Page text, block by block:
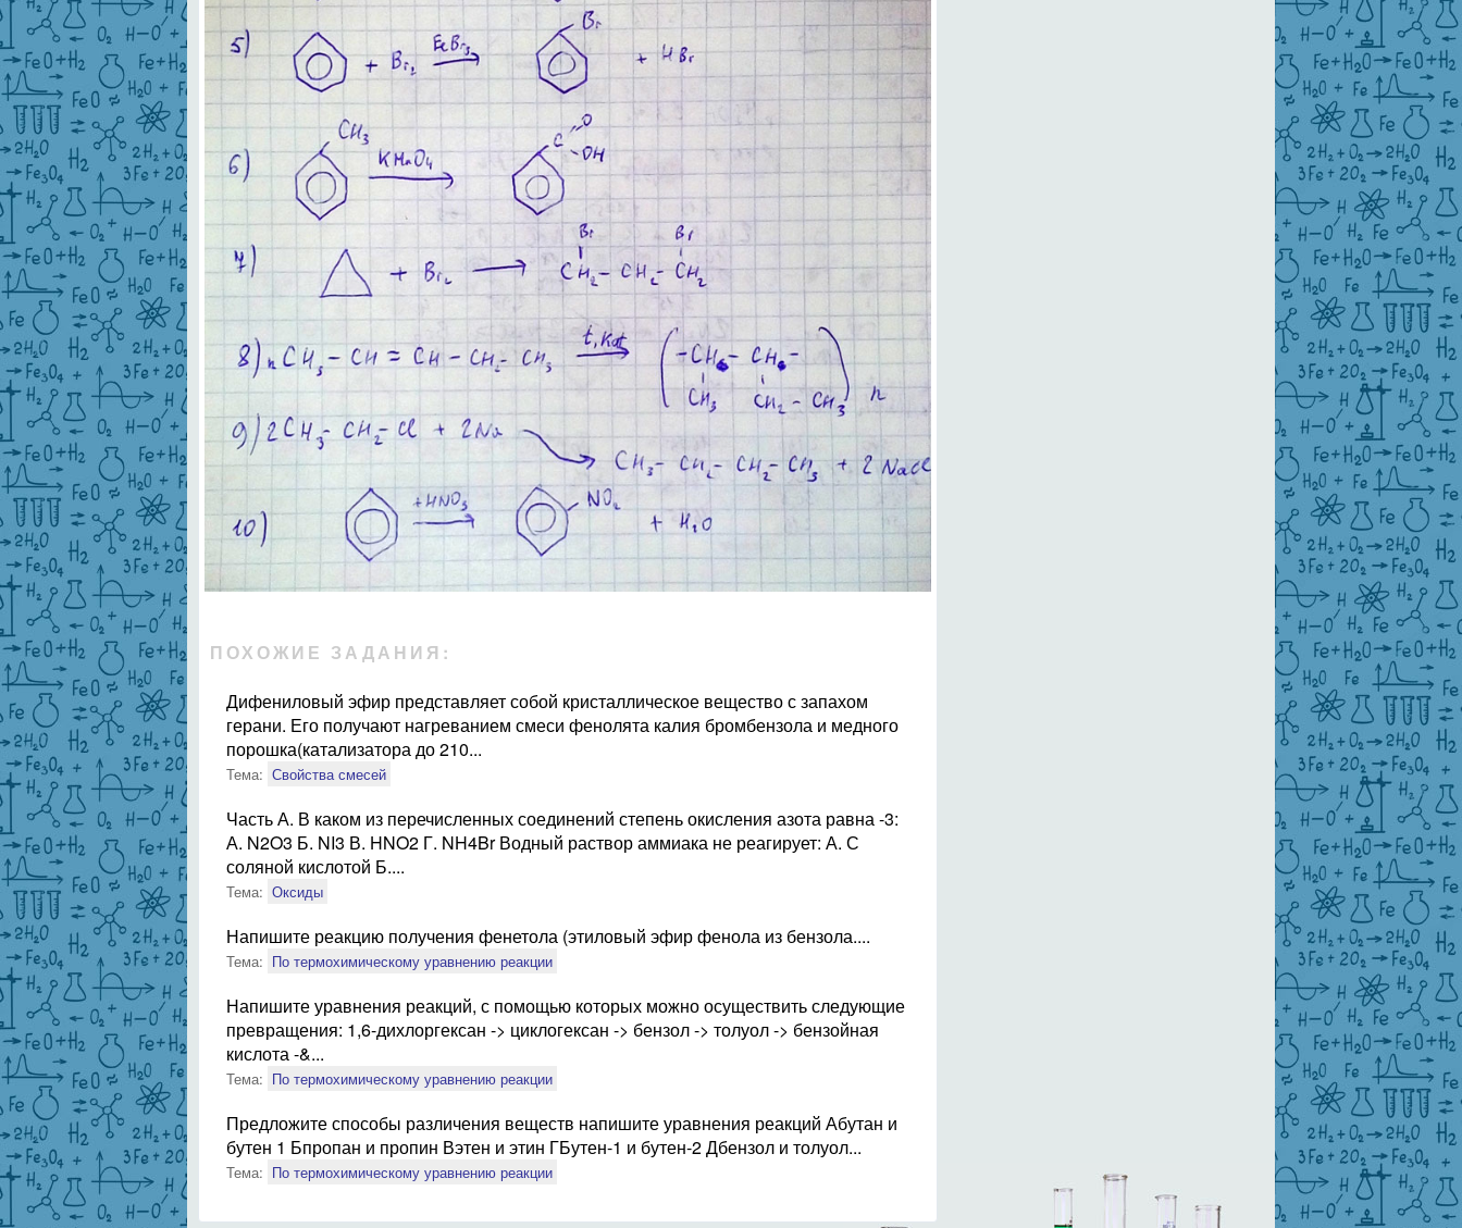
ПОХОЖИЕ ЗАДАНИЯ:
Дифениловый эфир представляет собой кристаллическое вещество с запахом
герани. Его получают нагреванием смеси фенолята калия бромбензола и медного
порошка(катализатора до 210...
Тема: Свойства смесей
Часть А. В каком из перечисленных соединений степень окисления азота равна -3:
А. N2O3 Б. NI3 В. HNO2 Г. NH4Br Водный раствор аммиака не реагирует: А. С
соляной кислотой Б....
Тема: Оксиды
Напишите реакцию получения фенетола (этиловый эфир фенола из бензола....
Тема: По термохимическому уравнению реакции
Напишите уравнения реакций, с помощью которых можно осуществить следующие
превращения: 1,6-дихлоргексан -> циклогексан -> бензол -> толуол -> бензойная
кислота -&...
Тема: По термохимическому уравнению реакции
Предложите способы различения веществ напишите уравнения реакций Абутан и
бутен 1 Бпропан и пропин Вэтен и этин ГБутен-1 и бутен-2 Дбензол и толуол...
Тема: По термохимическому уравнению реакции